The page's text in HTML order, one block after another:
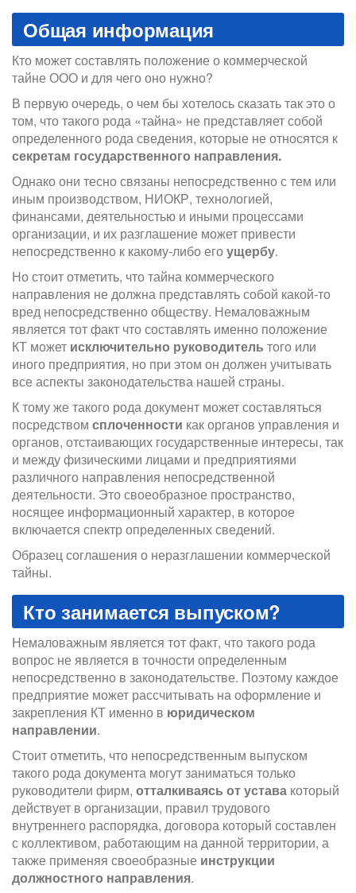
Общая информация
Кто может составлять положение о коммерческой
тайне ООО и для чего оно нужно?
В первую очередь, о чем бы хотелось сказать так это о
том, что такого рода «тайна» не представляет собой
определенного рода сведения, которые не относятся к
секретам государственного направления.
Однако они тесно связаны непосредственно с тем или
иным производством, НИОКР, технологией,
финансами, деятельностью и иными процессами
организации, и их разглашение может привести
непосредственно к какому-либо егоущербу.
Но стоит отметить, что тайна коммерческого
направления не должна представлять собой какой-то
вред непосредственно обществу. Немаловажным
является тот факт что составлять именно положение
КТ может исключительно руководитель того или
иного предприятия, но при этом он должен учитывать
все аспекты законодательства нашей страны.
К тому же такого рода документ может составляться
посредством сплоченности как органов управления и
органов, отстаивающих государственные интересы, так
и между физическими лицами и предприятиями
различного направления непосредственной
деятельности. Это своеобразное пространство,
носящее информационный характер, в которое
включается спектр определенных сведений.
Образец соглашения о неразглашении коммерческой
тайны.
Кто занимается выпуском?
Немаловажным является тот факт, что такого рода
вопрос не является в точности определенным
непосредственно в законодательстве. Поэтому каждое
предприятие может рассчитывать на оформление и
закрепления КТ именно в юридическом
направлении.
Стоит отметить, что непосредственным выпуском
такого рода документа могут заниматься только
руководители фирм, отталкиваясь от устава который
действует в организации, правил трудового
внутреннего распорядка, договора который составлен
с коллективом, работающим на данной территории, а
также применяя своеобразные инструкции
должностного направления.